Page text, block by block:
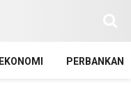
EKONOMI PERBANKAN